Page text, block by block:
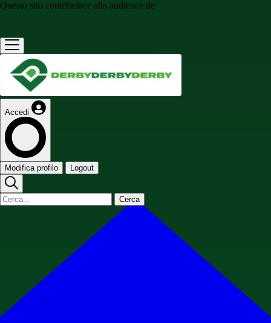
Questo sito contribuisce alla audience de
Accedi
Modifica profilo Logout
Cerca